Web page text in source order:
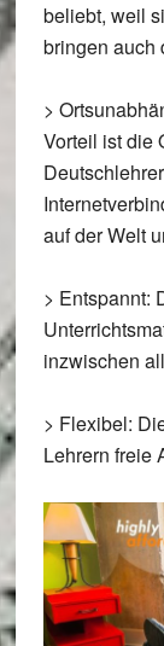
beliebt, weil
bringen auch
>
Vorteil ist die
auf der Welt
> Entspannt:
inzwischen
> Flexibel:
Lehrern freie